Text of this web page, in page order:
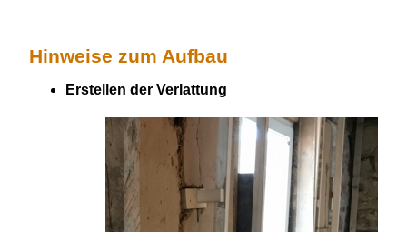
Hinweise zum Aufbau
Erstellen der Verlattung